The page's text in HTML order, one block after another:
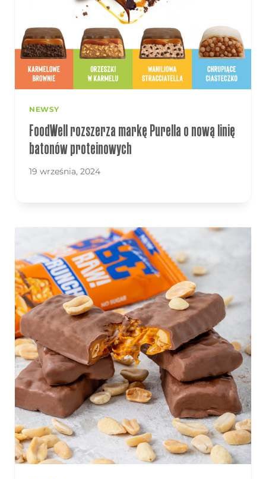
NEWSY
FoodWell rozszerza markę Purella o nową linię
batonów proteinowych
19 września, 2024